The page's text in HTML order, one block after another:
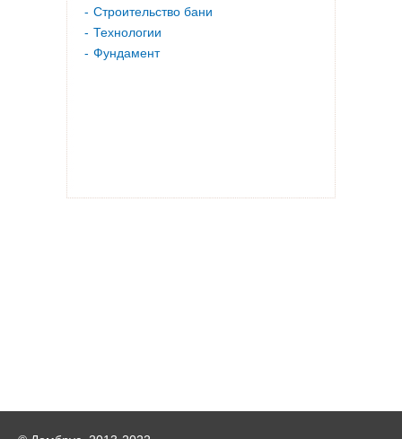
Строительство бани
Технологии
Фундамент